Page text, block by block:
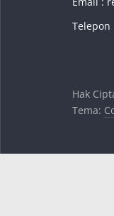
Telepon
Hak
Tema: